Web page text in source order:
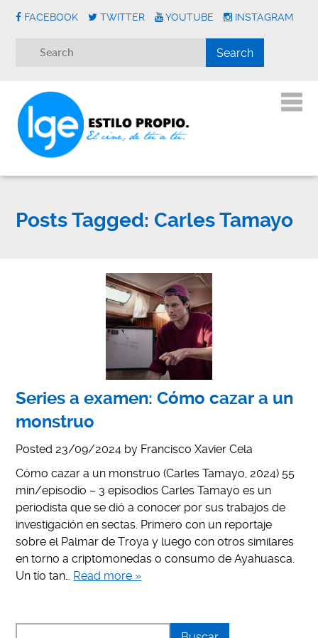
FACEBOOK TWITTER YOUTUBE INSTAGRAM
Posts Tagged: Carles Tamayo
Series a examen: Cómo cazar a un
monstruo
Posted 23/09/2024 by Francisco Xavier Cela
Cómo cazar a un monstruo (Carles Tamayo, 2024) 55
min/episodio – 3 episodios Carles Tamayo es un
periodista que se dió a conocer por sus trabajos de
investigación en sectas. Primero con un reportaje
sobre el Palmar de Troya y luego con otros similares
en torno a criptomonedas o consumo de Ayahuasca.
Un tío tan… Read more »